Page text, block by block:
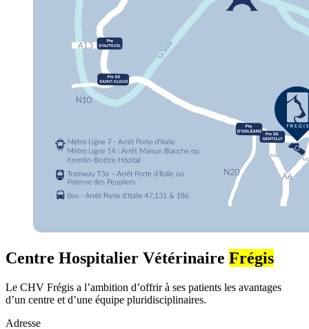
Centre Hospitalier Vétérinaire Frégis
Le CHV Frégis a l’ambition d’offrir à ses patients les avantages
d’un centre et d’une équipe pluridisciplinaires.
Adresse